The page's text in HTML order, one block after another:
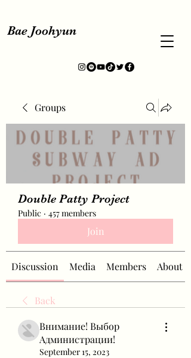
Bae Joohyun
Groups
Double Patty Project
Public · 457 members
Join
Discussion Media Members About
Back
Внимание! Выбор
Администрации!
September 15, 2023